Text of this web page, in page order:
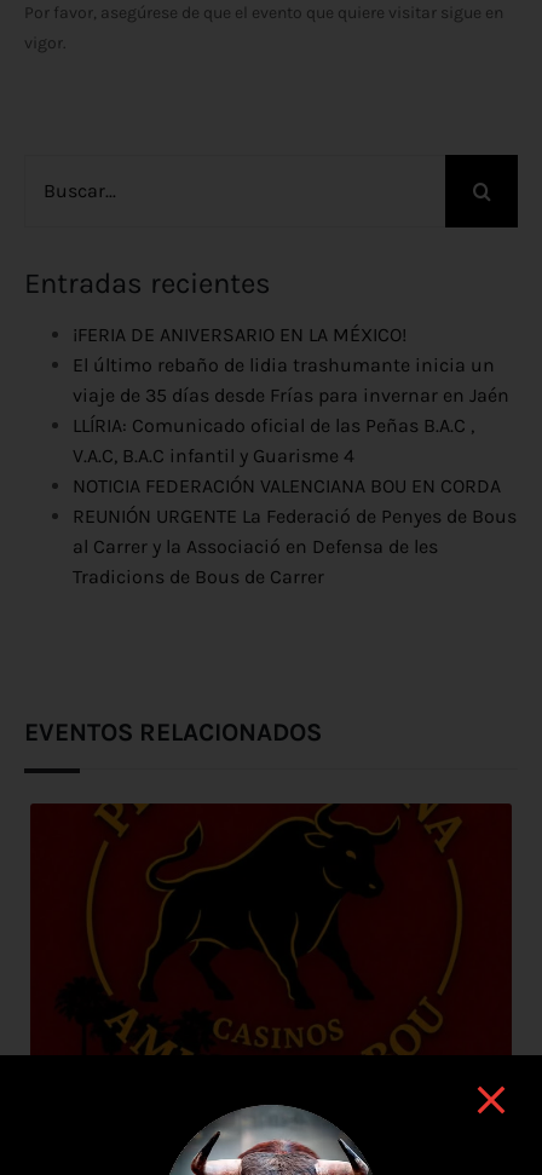
Por favor, asegúrese de que el evento que quiere visitar sigue en
vigor.
Entradas recientes
¡FERIA DE ANIVERSARIO EN LA MÉXICO!
El último rebaño de lidia trashumante inicia un
viaje de 35 días desde Frías para invernar en Jaén
LLÍRIA: Comunicado oficial de las Peñas B.A.C ,
V.A.C, B.A.C infantil y Guarisme 4
NOTICIA FEDERACIÓN VALENCIANA BOU EN CORDA
REUNIÓN URGENTE La Federació de Penyes de Bous
al Carrer y la Associació en Defensa de les
Tradicions de Bous de Carrer
EVENTOS RELACIONADOS